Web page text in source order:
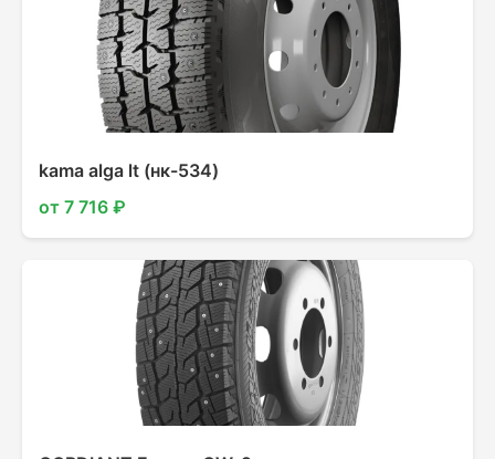
kama alga lt (нк-534)
от 7 716 ₽